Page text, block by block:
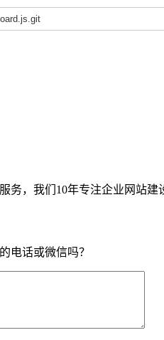
务，我们10年专注企业网站
电话或微信吗？